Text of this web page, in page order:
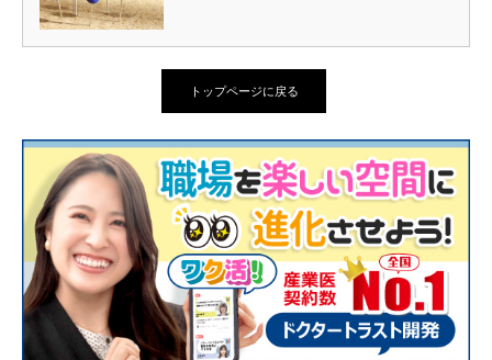
トップページに戻る